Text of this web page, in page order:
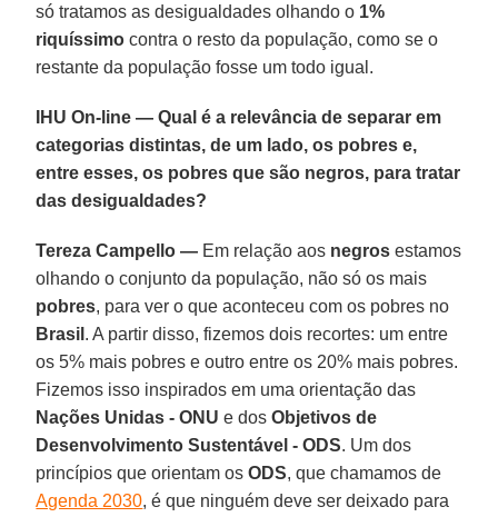
só tratamos as desigualdades olhando o 1%
riquíssimo contra o resto da população, como se o
restante da população fosse um todo igual.
IHU On-line — Qual é a relevância de separar em
categorias distintas, de um lado, os pobres e,
entre esses, os pobres que são negros, para tratar
das desigualdades?
Tereza Campello — Em relação aos negros estamos
olhando o conjunto da população, não só os mais
pobres, para ver o que aconteceu com os pobres no
Brasil . A partir disso, fizemos dois recortes: um entre
os 5% mais pobres e outro entre os 20% mais pobres.
Fizemos isso inspirados em uma orientação das
Nações Unidas - ONU e dosObjetivos de
Desenvolvimento Sustentável - ODS. Um dos
princípios que orientam osODS, que chamamos de
Agenda 2030, é que ninguém deve ser deixado para